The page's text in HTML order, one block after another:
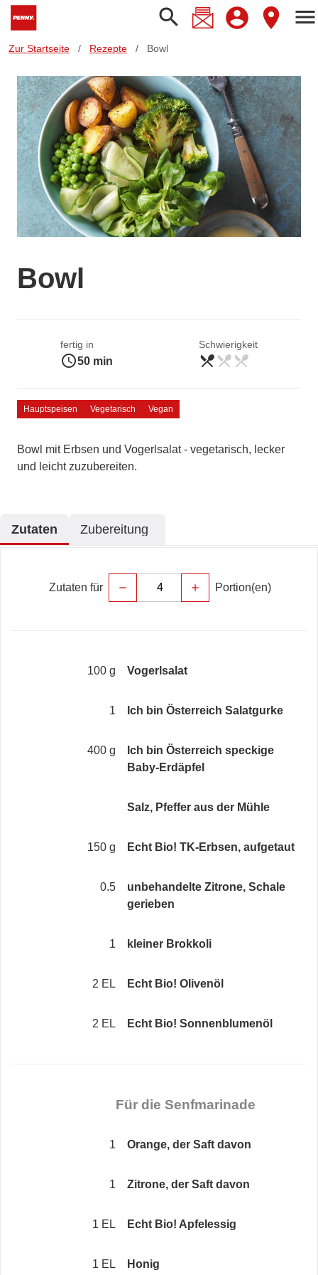
search menu
Zur Startseite / Rezepte / Bowl
Bowl
fertig in
access_time50 min
Schwierigkeit
leicht
restaurant_menu restaurant_menu restaurant_menu
Hauptspeisen Vegetarisch Vegan
Bowl mit Erbsen und Vogerlsalat - vegetarisch, lecker
und leicht zuzubereiten.
Zutaten Zubereitung
Zutaten für remove add Portion(en)
100 g Vogerlsalat
1 Ich bin Österreich Salatgurke
400 g
Ich bin Österreich speckige
Baby-Erdäpfel
Salz, Pfeffer aus der Mühle
150 g Echt Bio! TK-Erbsen, aufgetaut
0.5
unbehandelte Zitrone, Schale
gerieben
1 kleiner Brokkoli
2 EL Echt Bio! Olivenöl
2 EL Echt Bio! Sonnenblumenöl
Für die Senfmarinade
1 Orange, der Saft davon
1 Zitrone, der Saft davon
1 EL Echt Bio! Apfelessig
1 EL Honig